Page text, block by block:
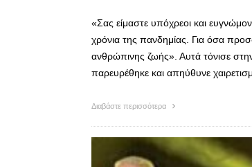
«Σας είμαστε υπόχρεοι και
χρόνια της πανδημίας. Για όσα
ανθρώπινης ζωής». Αυτά τόνισε
παρευρέθηκε και απηύθυνε
Διαβάστε περισσότερα